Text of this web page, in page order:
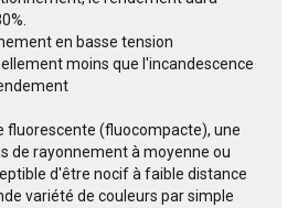
en basse tension
moins que l'incandescence
fluorescente (fluocompacte), une
de rayonnement à moyenne ou
d'être nocif à faible distance
variété de couleurs par simple